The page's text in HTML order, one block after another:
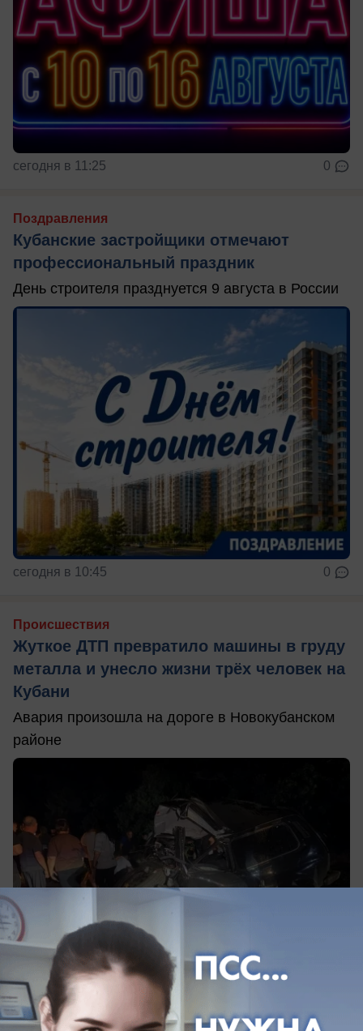
сегодня в 11:25 0
Поздравления
Кубанские застройщики отмечают
профессиональный праздник
День строителя празднуется 9 августа в России
сегодня в 10:45 0
Происшествия
Жуткое ДТП превратило машины в груду
металла и унесло жизни трёх человек на
Кубани
Авария произошла на дороге в Новокубанском
районе
сегодня в 09:51